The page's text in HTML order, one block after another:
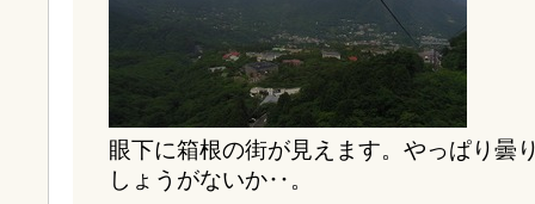
眼下に箱根の街が見えます。やっぱり曇
しょうがないか‥。